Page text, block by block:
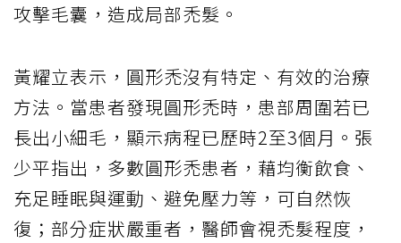
攻擊毛囊，造成局部禿髮。
黃耀立表示，圓形禿沒有特定、有效的治療
方法。當患者發現圓形禿時，患部周圍若已
長出小細毛，顯示病程已歷時2至3個月。張
少平指出，多數圓形禿患者，藉均衡飲食、
充足睡眠與運動、避免壓力等，可自然恢
復；部分症狀嚴重者，醫師會視禿髮程度，